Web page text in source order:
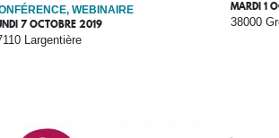
WEBINAIRE
7 OCTOBRE 2019
Largentière
MARDI 1
38000